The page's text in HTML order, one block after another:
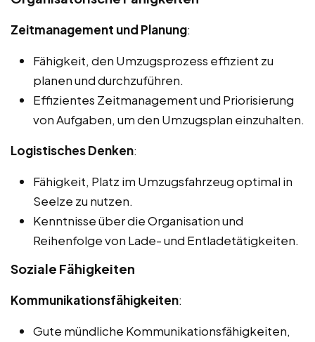
Zeitmanagement und Planung:
Fähigkeit, den Umzugsprozess effizient zu
planen und durchzuführen.
Effizientes Zeitmanagement und Priorisierung
von Aufgaben, um den Umzugsplan einzuhalten.
Logistisches Denken:
Fähigkeit, Platz im Umzugsfahrzeug optimal in
Seelze zu nutzen.
Kenntnisse über die Organisation und
Reihenfolge von Lade- und Entladetätigkeiten.
Soziale Fähigkeiten
Kommunikationsfähigkeiten:
Gute mündliche Kommunikationsfähigkeiten,